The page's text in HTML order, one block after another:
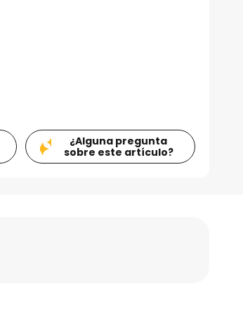
¿Alguna pregunta
sobre este artículo?